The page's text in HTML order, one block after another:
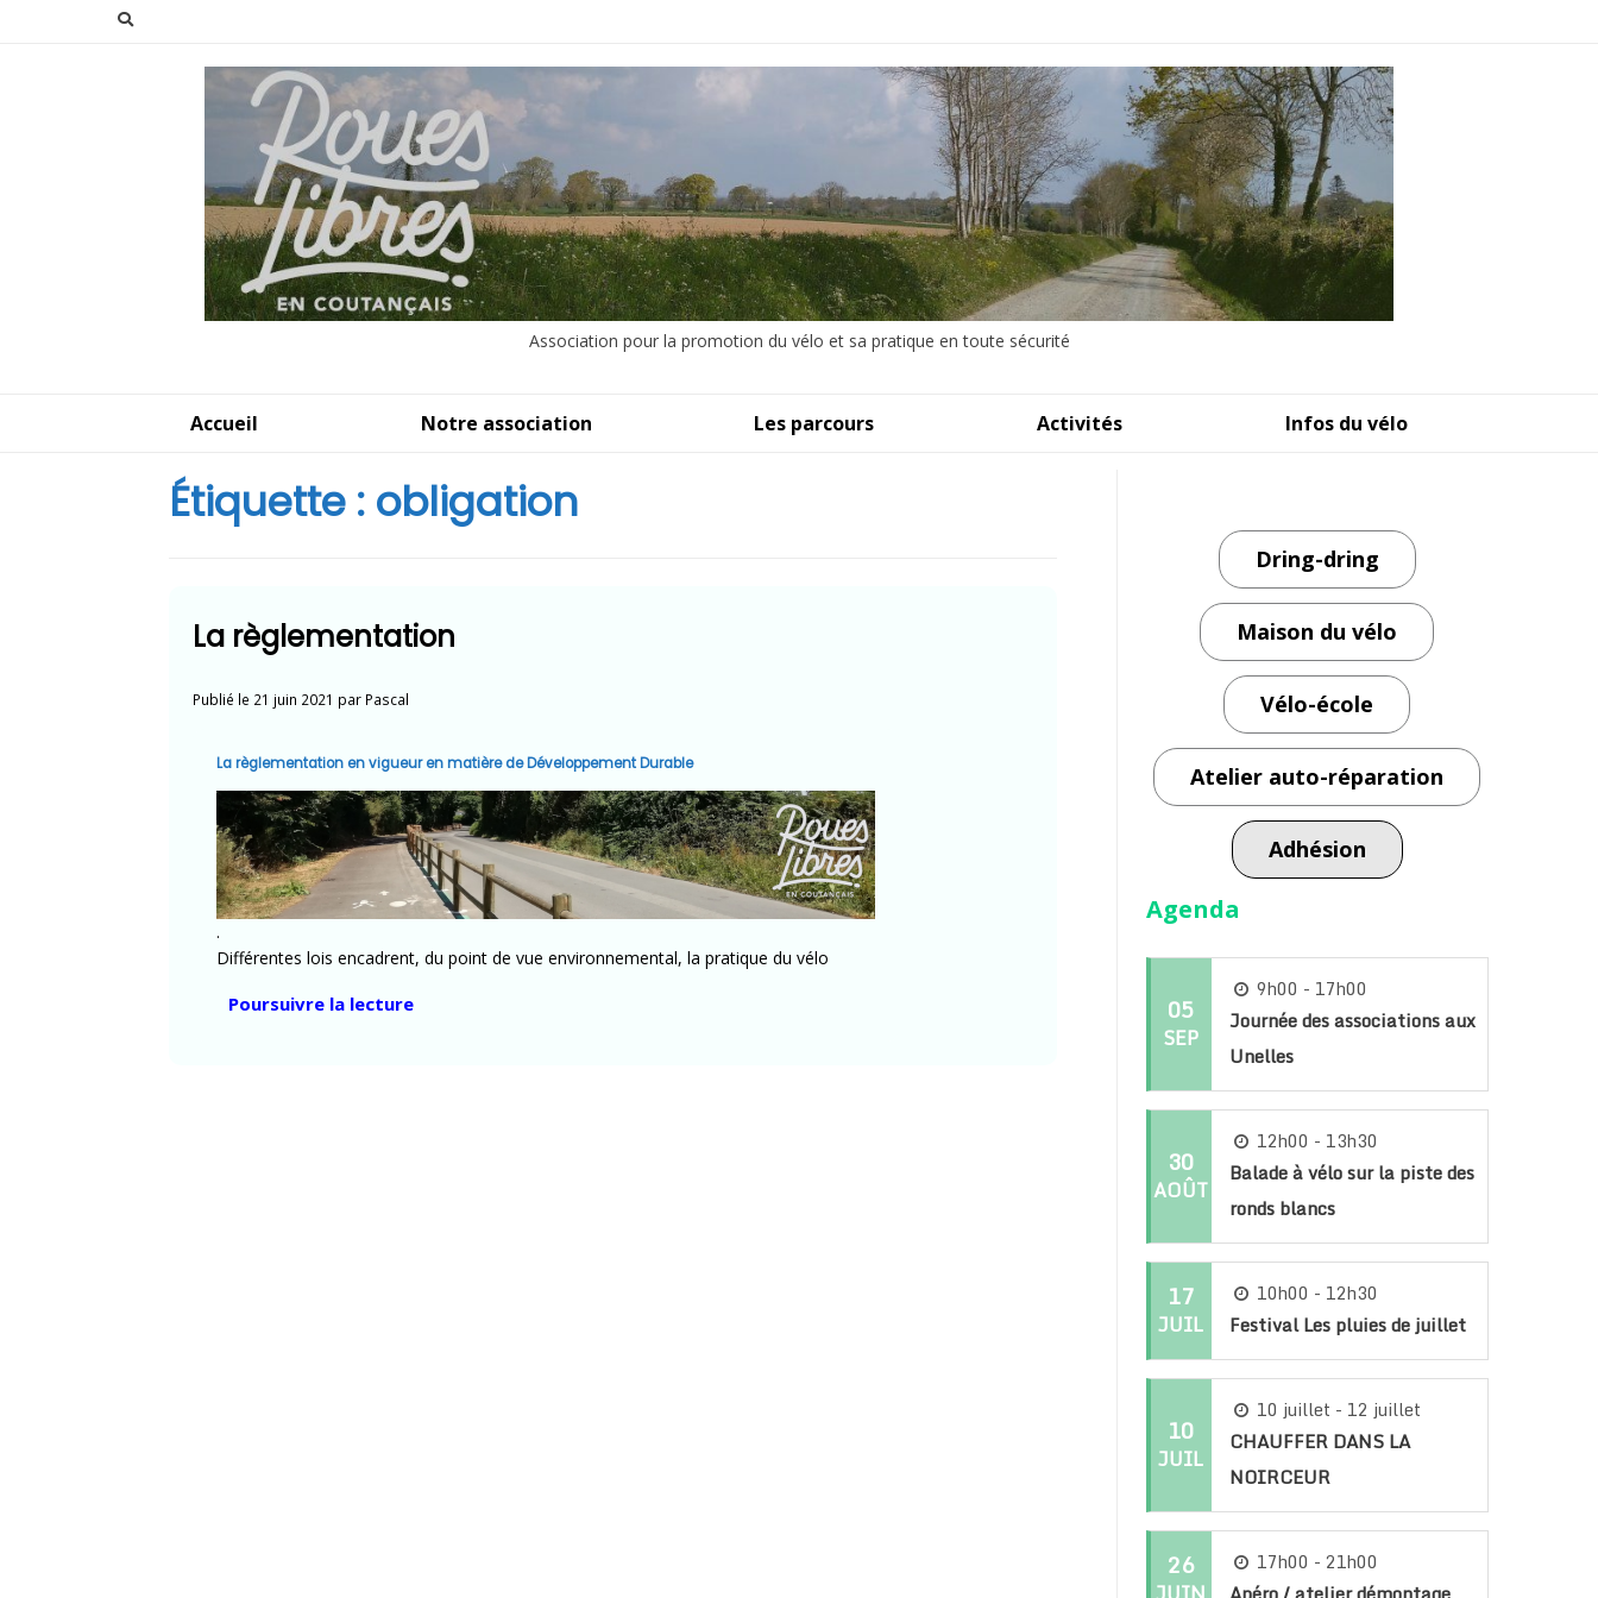
Association pour la promotion du vélo et sa pratique en toute sécurité
Accueil Notre association Les parcours Activités Infos du vélo
Étiquette : obligation
La règlementation
Publié le 21 juin 2021 par Pascal
La règlementation en vigueur en matière de Développement Durable
.
Différentes lois encadrent, du point de vue environnemental, la pratique du vélo
Poursuivre la lecture« La
Dring-dring
Maison du vélo
Vélo-école
Atelier auto-réparation
Adhésion
Agenda
05
SEP
9h00 - 17h00
Journée des associations aux
Unelles
30
AOÛT
12h00 - 13h30
Balade à vélo sur la piste des
ronds blancs
17
JUIL
10h00 - 12h30
Festival Les pluies de juillet
10
JUIL
10 juillet - 12 juillet
CHAUFFER DANS LA
NOIRCEUR
26 17h00 - 21h00